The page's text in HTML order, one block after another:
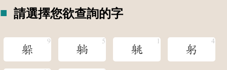
請選擇您欲查詢的字
躲 躺 䠷 躬